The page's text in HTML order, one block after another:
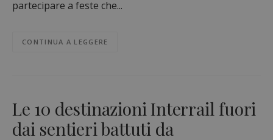
partecipare a feste che...
CONTINUA A LEGGERE
Le 10 destinazioni Interrail fuori
dai sentieri battuti da